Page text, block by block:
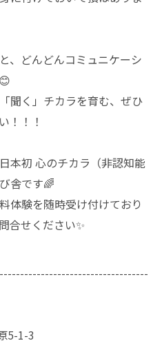
、どんどんコミュニケーシ
聞く」チカラを育む、ぜひ
！！！
本初 心のチカラ（非認知能
舎です🌈
体験を随時受け付けており
合せください✨
5-1-3